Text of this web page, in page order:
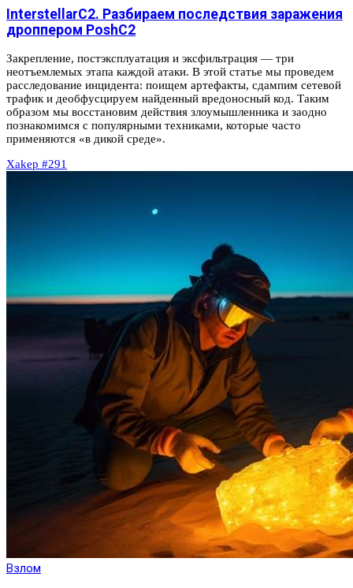
InterstellarC2. Разбираем последствия заражения
дроппером PoshC2
Закрепление, постэксплуатация и эксфильтрация — три
неотъемлемых этапа каждой атаки. В этой статье мы проведем
расследование инцидента: поищем артефакты, сдампим сетевой
трафик и деобфусцируем найденный вредоносный код. Таким
образом мы восстановим действия злоумышленника и заодно
познакомимся с популярными техниками, которые часто
применяются «в дикой среде».
Xakep #291
Взлом